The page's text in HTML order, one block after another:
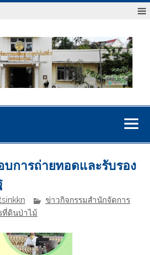
สจป.ที่ 7
(ขอนแก่น)
บการถ่ายทอดและรับรอง
ข่าวกิจกรรมสำนักจัดการ
ที่ดินป่าไม้